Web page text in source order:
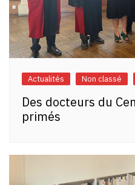
Actualités Non classé
Des docteurs du
primés